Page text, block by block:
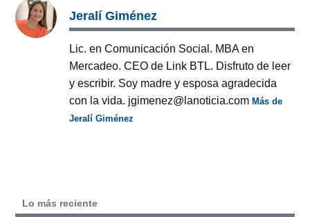
Jeralí Giménez
Lic. en Comunicación Social. MBA en
Mercadeo. CEO de Link BTL. Disfruto de leer
y escribir. Soy madre y esposa agradecida
con la vida. jgimenez@lanoticia.comMás de
Jeralí Giménez
Lo más reciente